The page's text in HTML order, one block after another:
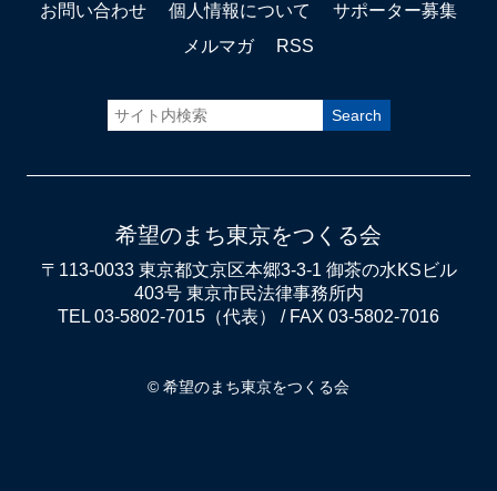
お問い合わせ
個人情報について
サポーター募集
メルマガ
RSS
希望のまち東京をつくる会
〒113-0033 東京都文京区本郷3-3-1 御茶の水KSビル
403号 東京市民法律事務所内
TEL 03-5802-7015（代表） / FAX 03-5802-7016
© 希望のまち東京をつくる会